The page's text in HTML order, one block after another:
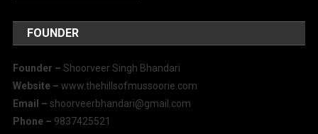
FOUNDER
Founder – Shoorveer Singh Bhandari
Website – www.thehillsofmussoorie.com
Email – shoorveerbhandari@gmail.com
Phone – 9837425521